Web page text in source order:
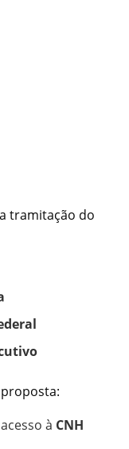
tramitação do
à CNH